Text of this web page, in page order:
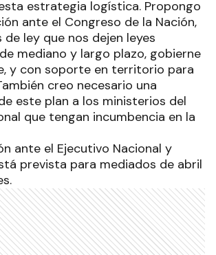
estrategia logística. Propongo
ante el Congreso de la Nación,
ley que nos dejen leyes
mediano y largo plazo, gobierne
y con soporte en territorio para
creo necesario una
este plan a los ministerios del
que tengan incumbencia en la
ante el Ejecutivo Nacional y
prevista para mediados de abril